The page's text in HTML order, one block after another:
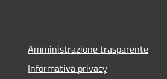
Amministrazione trasparente
Informativa privacy